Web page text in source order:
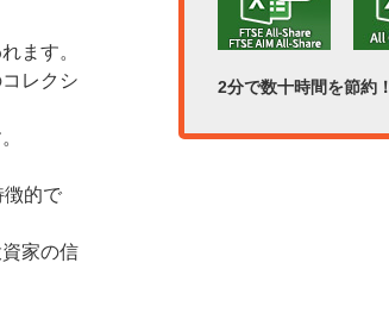
ます。
レクシ
徴的で
家の信
2分で数十時間を節約！